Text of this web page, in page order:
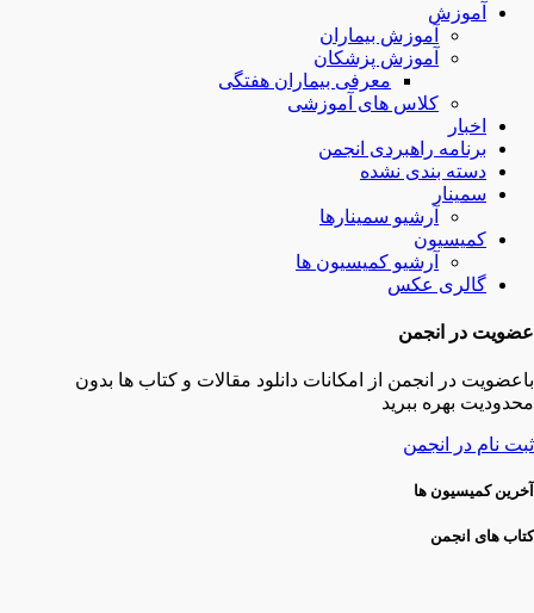
آموزش
آموزش بیماران
آموزش پزشکان
معرفی بیماران هفتگی
کلاس های آموزشی
اخبار
برنامه راهبردی انجمن
دسته بندی نشده
سمینار
آرشیو سمینارها
کمیسیون
آرشیو کمیسیون ها
گالری عکس
عضویت در انجمن
باعضویت در انجمن از امکانات دانلود مقالات و کتاب ها بدون
محدودیت بهره ببرید
ثبت نام در انجمن
آخرین کمیسیون ها
کتاب های انجمن